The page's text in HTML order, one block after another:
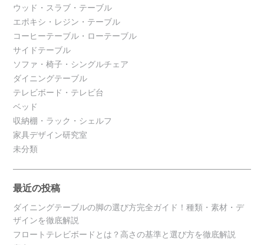
ウッド・スラブ・テーブル
エポキシ・レジン・テーブル
コーヒーテーブル・ローテーブル
サイドテーブル
ソファ・椅子・シングルチェア
ダイニングテーブル
テレビボード・テレビ台
ベッド
収納棚・ラック・シェルフ
家具デザイン研究室
未分類
最近の投稿
ダイニングテーブルの脚の選び方完全ガイド！種類・素材・デ
ザインを徹底解説
フロートテレビボードとは？高さの基準と選び方を徹底解説